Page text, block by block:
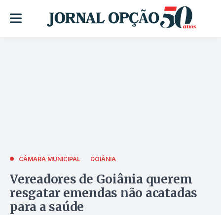
CÂMARA MUNICIPAL GOIÂNIA
Vereadores de Goiânia querem
resgatar emendas não acatadas
para a saúde